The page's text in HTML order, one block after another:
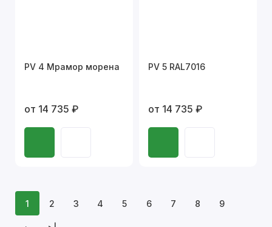
PV 4 Мрамор морена
от 14 735 ₽
PV 5 RAL7016
от 14 735 ₽
1 2 3 4 5 6 7 8 9